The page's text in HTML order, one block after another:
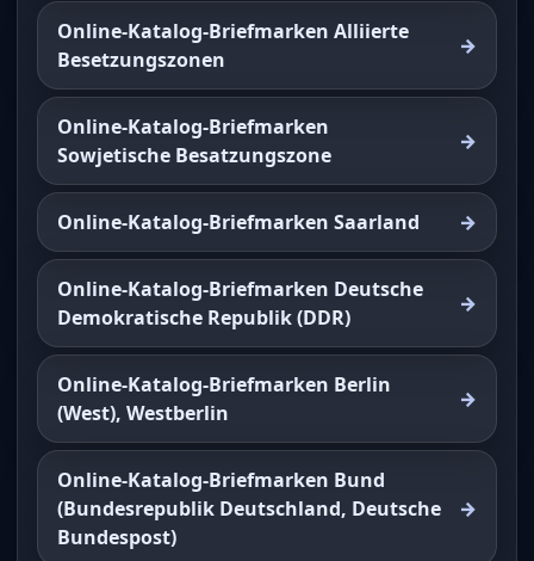
Online-Katalog-Briefmarken Alliierte
Besetzungszonen
Online-Katalog-Briefmarken
Sowjetische Besatzungszone
Online-Katalog-Briefmarken Saarland
Online-Katalog-Briefmarken Deutsche
Demokratische Republik (DDR)
Online-Katalog-Briefmarken Berlin
(West), Westberlin
Online-Katalog-Briefmarken Bund
(Bundesrepublik Deutschland, Deutsche
Bundespost)